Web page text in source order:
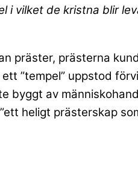
i vilket de kristna blir
präster, prästerna
”tempel” uppstod
byggt av
heligt prästerskap